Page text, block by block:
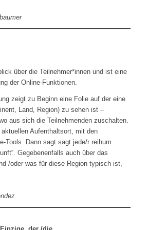
über die Teilnehmer*innen und ist eine
der Online-Funktionen.
zeigt zu Beginn eine Folie auf der eine
Land, Region) zu sehen ist –
aus sich die Teilnehmenden zuschalten.
Aufenthaltsort, mit den
Tools. Dann sagt sagt jede/r reihum
Gegebenenfalls auch über das
/oder was für diese Region typisch ist,